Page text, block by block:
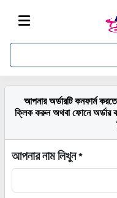
আপনার অর্ডারটি কনফার্ম
ক্লিক করুন অথবা ফোনে অর্ডার
আপনার নাম লিখুন *